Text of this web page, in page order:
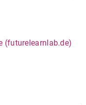
(futurelearnlab.de)